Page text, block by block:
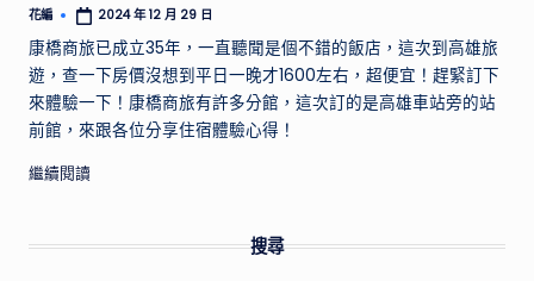
打
很
大
的
產
Posted
花編 2024 年 12 月 29 日
康橋商旅已成立35年，一直聽聞是個不錯的飯店，這次到高雄旅
遊，查一下房價沒想到平日一晚才1600左右，超便宜！趕緊訂下
來體驗一下！康橋商旅有許多分館，這次訂的是高雄車站旁的站
前館，來跟各位分享住宿體驗心得！
繼續閱讀
搜尋